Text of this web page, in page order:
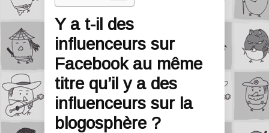
Y a t-il des
influenceurs sur
Facebook au même
titre qu’il y a des
influenceurs sur la
blogosphère ?